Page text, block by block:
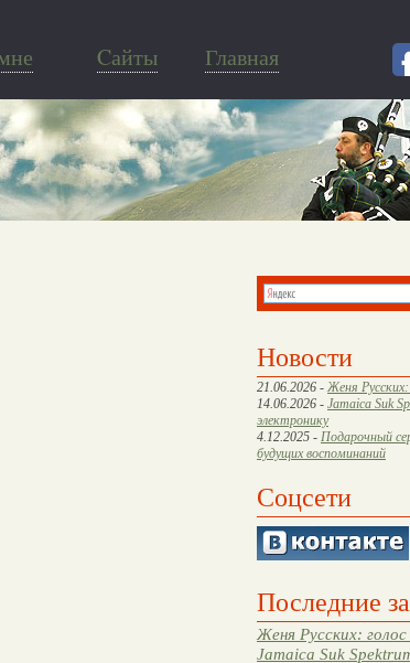
Cайты Главная
Новости
21.06.2026 - Женя Русских:
14.06.2026 - Jamaica Suk
электронику
4.12.2025 - Подарочный
будущих воспоминаний
Соцсети
Последние
Женя Русских: голос
Jamaica Suk